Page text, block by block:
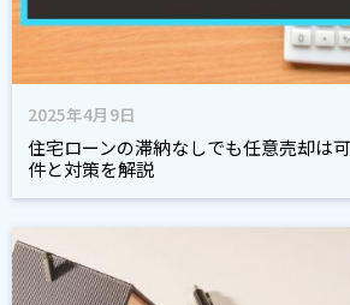
2025年4月9日
住宅ローンの滞納なしでも任意売却は
件と対策を解説